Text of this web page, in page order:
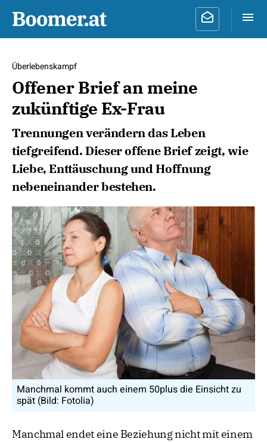
Überlebenskampf
Offener Brief an meine
zukünftige Ex-Frau
Trennungen verändern das Leben
tiefgreifend. Dieser offene Brief zeigt, wie
Liebe, Enttäuschung und Hoffnung
nebeneinander bestehen.
Manchmal kommt auch einem 50plus die Einsicht zu
spät (Bild: Fotolia)
Manchmal endet eine Beziehung nicht mit einem